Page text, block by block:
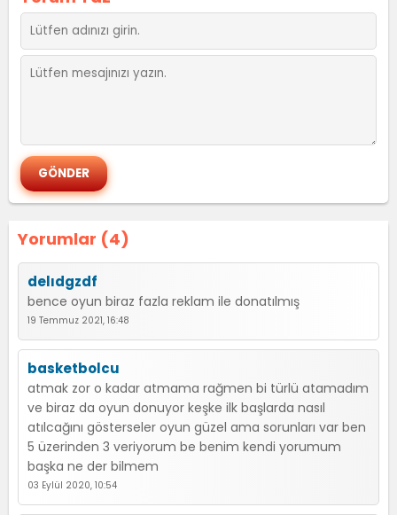
Yorumlar (4)
delıdgzdf
bence oyun biraz fazla reklam ile donatılmış
19 Temmuz 2021, 16:48
basketbolcu
atmak zor o kadar atmama rağmen bi türlü atamadım
ve biraz da oyun donuyor keşke ilk başlarda nasıl
atılcağını gösterseler oyun güzel ama sorunları var ben
5 üzerinden 3 veriyorum be benim kendi yorumum
başka ne der bilmem
03 Eylül 2020, 10:54